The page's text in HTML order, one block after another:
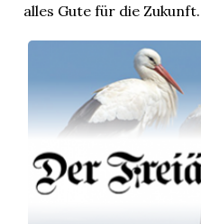
alles Gute für die Zukunft.